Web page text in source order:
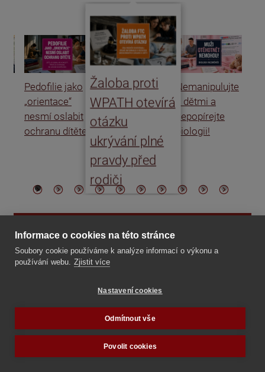
Pedofilie jako
„orientace“
nesmí oslabit
ochranu dítěte
Žaloba proti
WPATH otevírá
otázku
ukrývání plné
pravdy před
rodiči
Nemanipulujte
s dětmi a
nepopírejte
biologii!
POKUD SE VÁM OBSAH LÍBÍ, PŘISPĚJTE
NA INICIATIVU #ZACHRAŇMEDĚTI
(odkaz je externí)
Informace o cookies na této stránce
Soubory cookie používáme k analýze informací o výkonu a
používání webu. Zjistit více
Nastavení cookies
Odmítnout vše
Povolit cookies